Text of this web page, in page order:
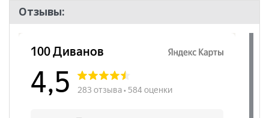
Отзывы: